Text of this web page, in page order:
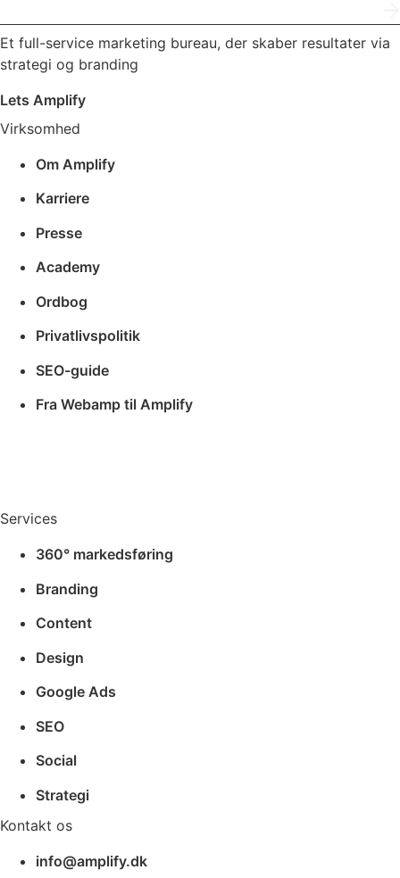
Et full-service marketing bureau, der skaber resultater via
strategi og branding
Lets Amplify
Virksomhed
Om Amplify
Karriere
Presse
Academy
Ordbog
Privatlivspolitik
SEO-guide
Fra Webamp til Amplify
Services
360° markedsføring
Branding
Content
Design
Google Ads
SEO
Social
Strategi
Kontakt os
info@amplify.dk